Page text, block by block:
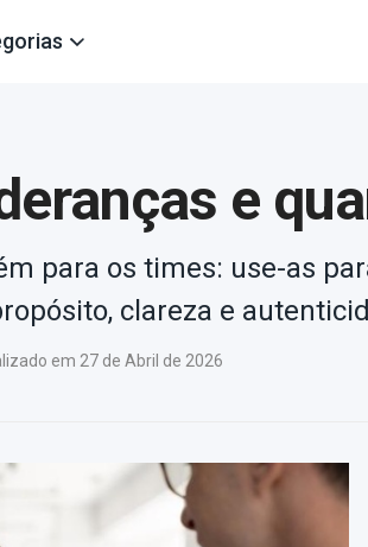
e
para os times: use-as
clareza e
em 27 de Abril de 2026